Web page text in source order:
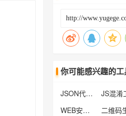
你可能感兴趣的工
JSON代码格式化工具 JS混淆
WEB安全色